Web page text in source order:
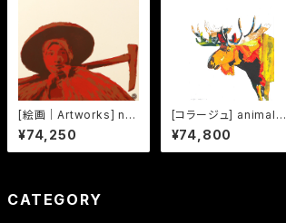
[絵画｜Artworks] no
mean -03-
¥74,250
[コラージュ] animalor
| ヘラジカ
¥74,800
CATEGORY